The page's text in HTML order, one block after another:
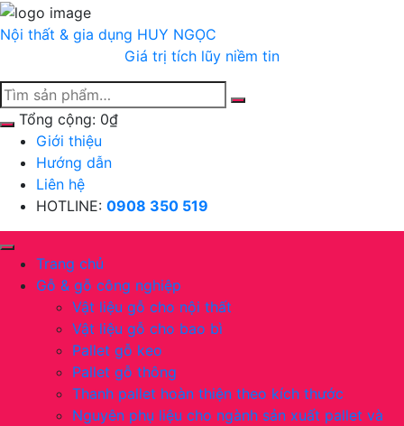
Chuyển
tới
Nội thất & gia dụng HUY NGỌC
Giá trị tích lũy niềm tin
Tổng cộng: 0₫
Giới thiệu
Hướng dẫn
Liên hệ
HOTLINE: 0908 350 519
Trang chủ
Gỗ & gỗ công nghiệp
Vật liệu gỗ cho nội thất
Vật liệu gỗ cho bao bì
Pallet gỗ keo
Pallet gỗ thông
Thanh pallet hoàn thiện theo kích thước
Nguyên phụ liệu cho ngành sản xuất pallet và